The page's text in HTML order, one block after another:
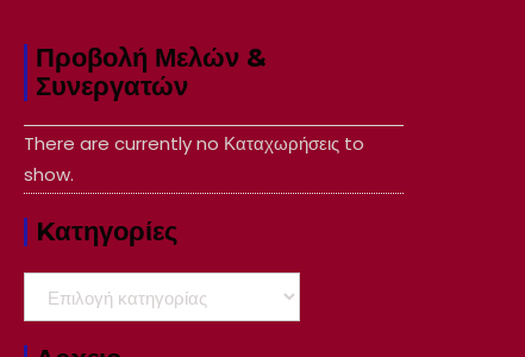
Προβολή Μελών &
Συνεργατών
There are currently no Καταχωρήσεις to
show.
Kατηγορίες
Kατηγορίες